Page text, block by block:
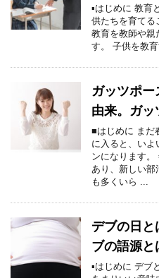
▪はじめに 教育
供たちを育てる
教育を教師や親
す。 子供を教
ガッツポ
由来。ガッ
■はじめに まだ
に入ると、いよ
ンになります。
あり、新しい部
も多くいら ...
デブの日と
ブの語源と
▪はじめに デブ